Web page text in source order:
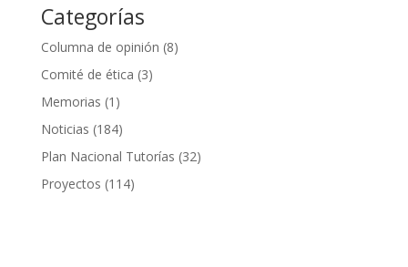
Categorías
Columna de opinión (8)
Comité de ética (3)
Memorias (1)
Noticias (184)
Plan Nacional Tutorías (32)
Proyectos (114)